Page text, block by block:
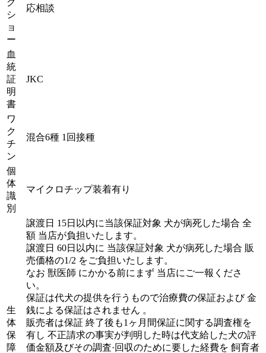
シ
ョ
ー
応相談
血
統
証
明
書
JKC
ワ
ク
チ
ン
混合6種 1回接種
個
体
識
別
マイクロチップ装着有り
生
体
保
障
譲渡日 15日以内に当該保証対象 犬が病死した場合 全
額 当店が負担いたします。
譲渡日 60日以内に 当該保証対象 犬が病死した場合 販
売価格の1/2 をご負担いたします。
なお 獣医師 にかかる前にまず 当店にご一報くださ
い。
保証は代犬の提供を行うもので治療費の保証および 金
銭による保証はされません 。
販売者は保証 終了後も1ヶ月間保証に関する調査権を
有し 不正請求の事実が判明した時は代支給した犬の評
価金額及びその調査·回収のために要した経費を 飼育者